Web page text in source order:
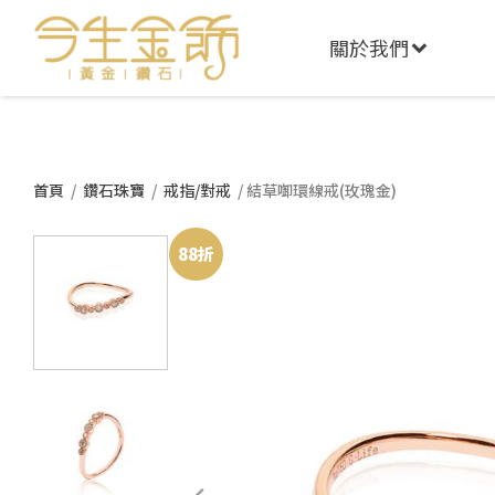
關於我們
首頁 / 鑽石珠寶 / 戒指/對戒 / 結草啣環線戒(玫瑰金)
88折